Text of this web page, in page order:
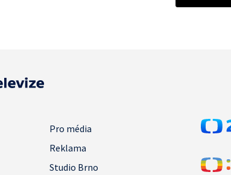
Pro média
Reklama
Studio Brno